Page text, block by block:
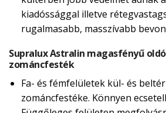
kiadóssággal illetve
rugalmasabb, masszívabb
Supralux Astralin magasfényű
zománcfesték
Fa- és fémfelületek kül- és
zománcfestéke. Könnyen